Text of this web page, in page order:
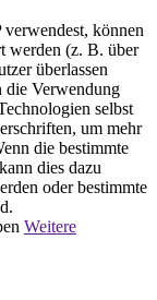
verwendest, können
werden (z. B. über
überlassen
die Verwendung
selbst
um mehr
die bestimmte
dies dazu
oder bestimmte
Weitere